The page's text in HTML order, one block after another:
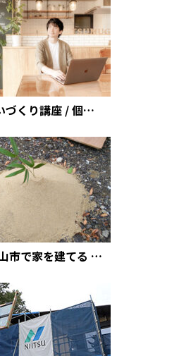
づくり講座 / 個…
市で家を建てる …